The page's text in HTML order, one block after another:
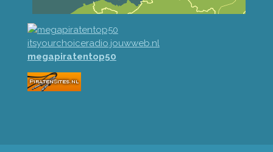
megapiratentop50